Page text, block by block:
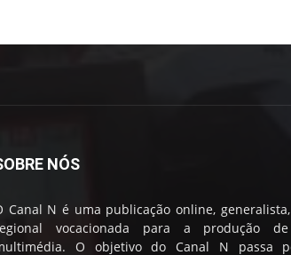
NÓS
Canal N é uma publicação online,
vocacionada para a produção de
O objetivo do Canal N passa